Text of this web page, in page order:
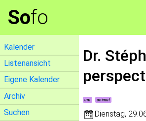
Sofo
Kalender
Listenansicht
Eigene Kalender
Archiv
Suchen
Dr.
uni unimut
Dienstag,